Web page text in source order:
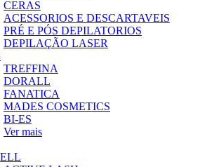
CERAS
ACESSORIOS E DESCARTAVEIS
PRÉ E PÓS DEPILATORIOS
DEPILAÇÃO LASER
TREFFINA
DORALL
FANATICA
MADES COSMETICS
BI-ES
Ver mais